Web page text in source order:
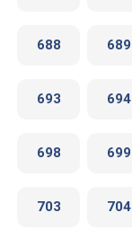
688 689
693 694
698 699
703 704